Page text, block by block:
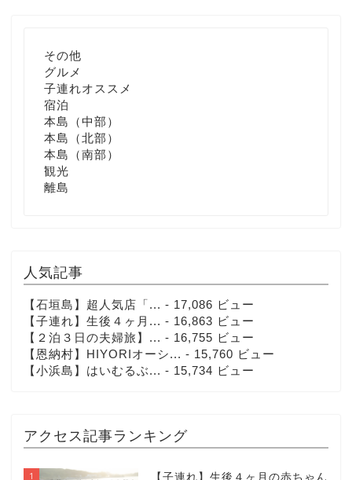
その他
グルメ
子連れオススメ
宿泊
本島（中部）
本島（北部）
本島（南部）
観光
離島
人気記事
【石垣島】超人気店「... - 17,086 ビュー
【子連れ】生後４ヶ月... - 16,863 ビュー
【２泊３日の夫婦旅】... - 16,755 ビュー
【恩納村】HIYORIオーシ... - 15,760 ビュー
【小浜島】はいむるぶ... - 15,734 ビュー
アクセス記事ランキング
1
【子連れ】生後４ヶ月の赤ちゃん